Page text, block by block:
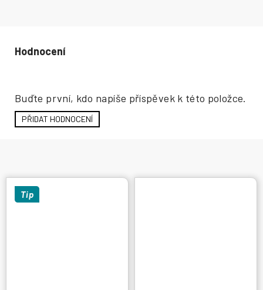
Tip
Buďte první, kdo napíše příspěvek k této položce.
PŘIDAT HODNOCENÍ